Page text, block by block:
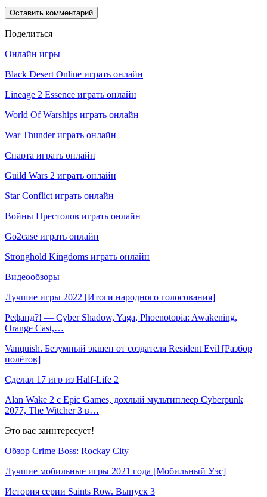
Поделиться
Онлайн игры
Black Desert Online играть онлайн
Lineage 2 Essence играть онлайн
World Of Warships играть онлайн
War Thunder играть онлайн
Спарта играть онлайн
Guild Wars 2 играть онлайн
Star Conflict играть онлайн
Войны Престолов играть онлайн
Go2case играть онлайн
Stronghold Kingdoms играть онлайн
Видеообзоры
Лучшие игры 2022 [Итоги народного голосования]
Рефанд?! — Cyber Shadow, Yaga, Phoenotopia: Awakening,
Orange Cast,…
Vanquish. Безумный экшен от создателя Resident Evil [Разбор
полётов]
Сделал 17 игр из Half-Life 2
Alan Wake 2 с Epic Games, дохлый мультиплеер Cyberpunk
2077, The Witcher 3 в…
Это вас заинтересует!
Обзор Crime Boss: Rockay City
Лучшие мобильные игры 2021 года [Мобильный Уэс]
История серии Saints Row. Выпуск 3